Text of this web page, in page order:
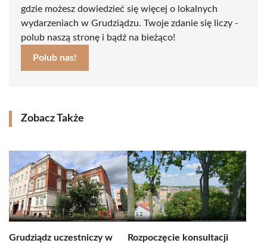
gdzie możesz dowiedzieć się więcej o lokalnych
wydarzeniach w Grudziądzu. Twoje zdanie się liczy -
polub naszą stronę i bądź na bieżąco!
Polub nas!
Zobacz Także
Grudziądz uczestniczy w Rozpoczęcie konsultacji